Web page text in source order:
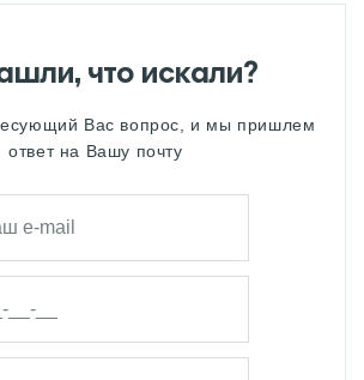
что искали?
Вас вопрос, и мы пришлем
ответ на Вашу почту